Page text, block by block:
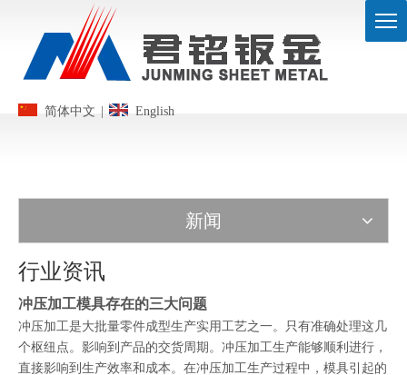
简体中文 English
新闻
行业资讯
冲压加工模具存在的三大问题
冲压加工是大批量零件成型生产实用工艺之一。只有准确处理这几
个枢纽点。影响到产品的交货周期。冲压加工生产能够顺利进行，
直接影响到生产效率和成本。在冲压加工生产过程中，模具引起的